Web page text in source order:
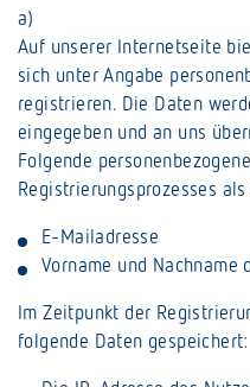
a)
Auf unserer Internetseite
sich unter Angabe
registrieren. Die Daten
eingegeben und an uns
Folgende
Registrierungsprozesses
E-Mailadresse
Vorname und Nachname
Im Zeitpunkt der
folgende Daten gespeichert: